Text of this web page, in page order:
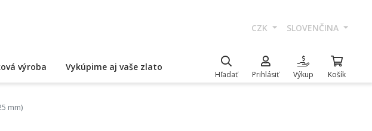
CZK SLOVENČINA
výroba Vykúpime aj vaše zlato
Hľadať Prihlásiť Výkup Košík
mm)